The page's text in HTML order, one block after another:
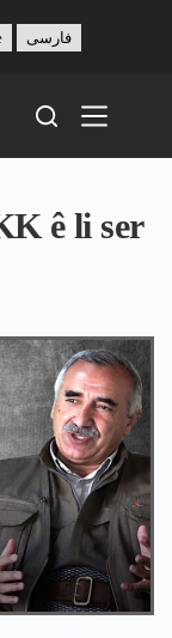
فارسی
ê li ser